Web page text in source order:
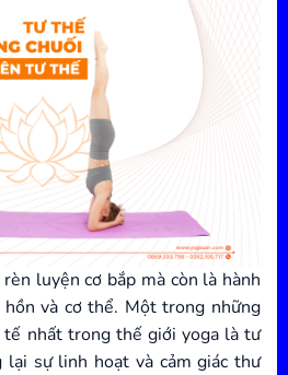
luyện cơ bắp mà còn là hành
và cơ thể. Một trong những
nhất trong thế giới yoga là tư
lại sự linh hoạt và cảm giác thư